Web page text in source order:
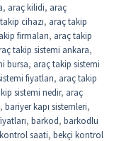
, araç kilidi, araç
cihazı, araç takip
firmaları, araç takip
takip sistemi ankara,
bursa, araç takip sistemi
fiyatları, araç takip
sistemi nedir, araç
, bariyer kapı sistemleri,
, barkod, barkodlu
saati, bekçi kontrol